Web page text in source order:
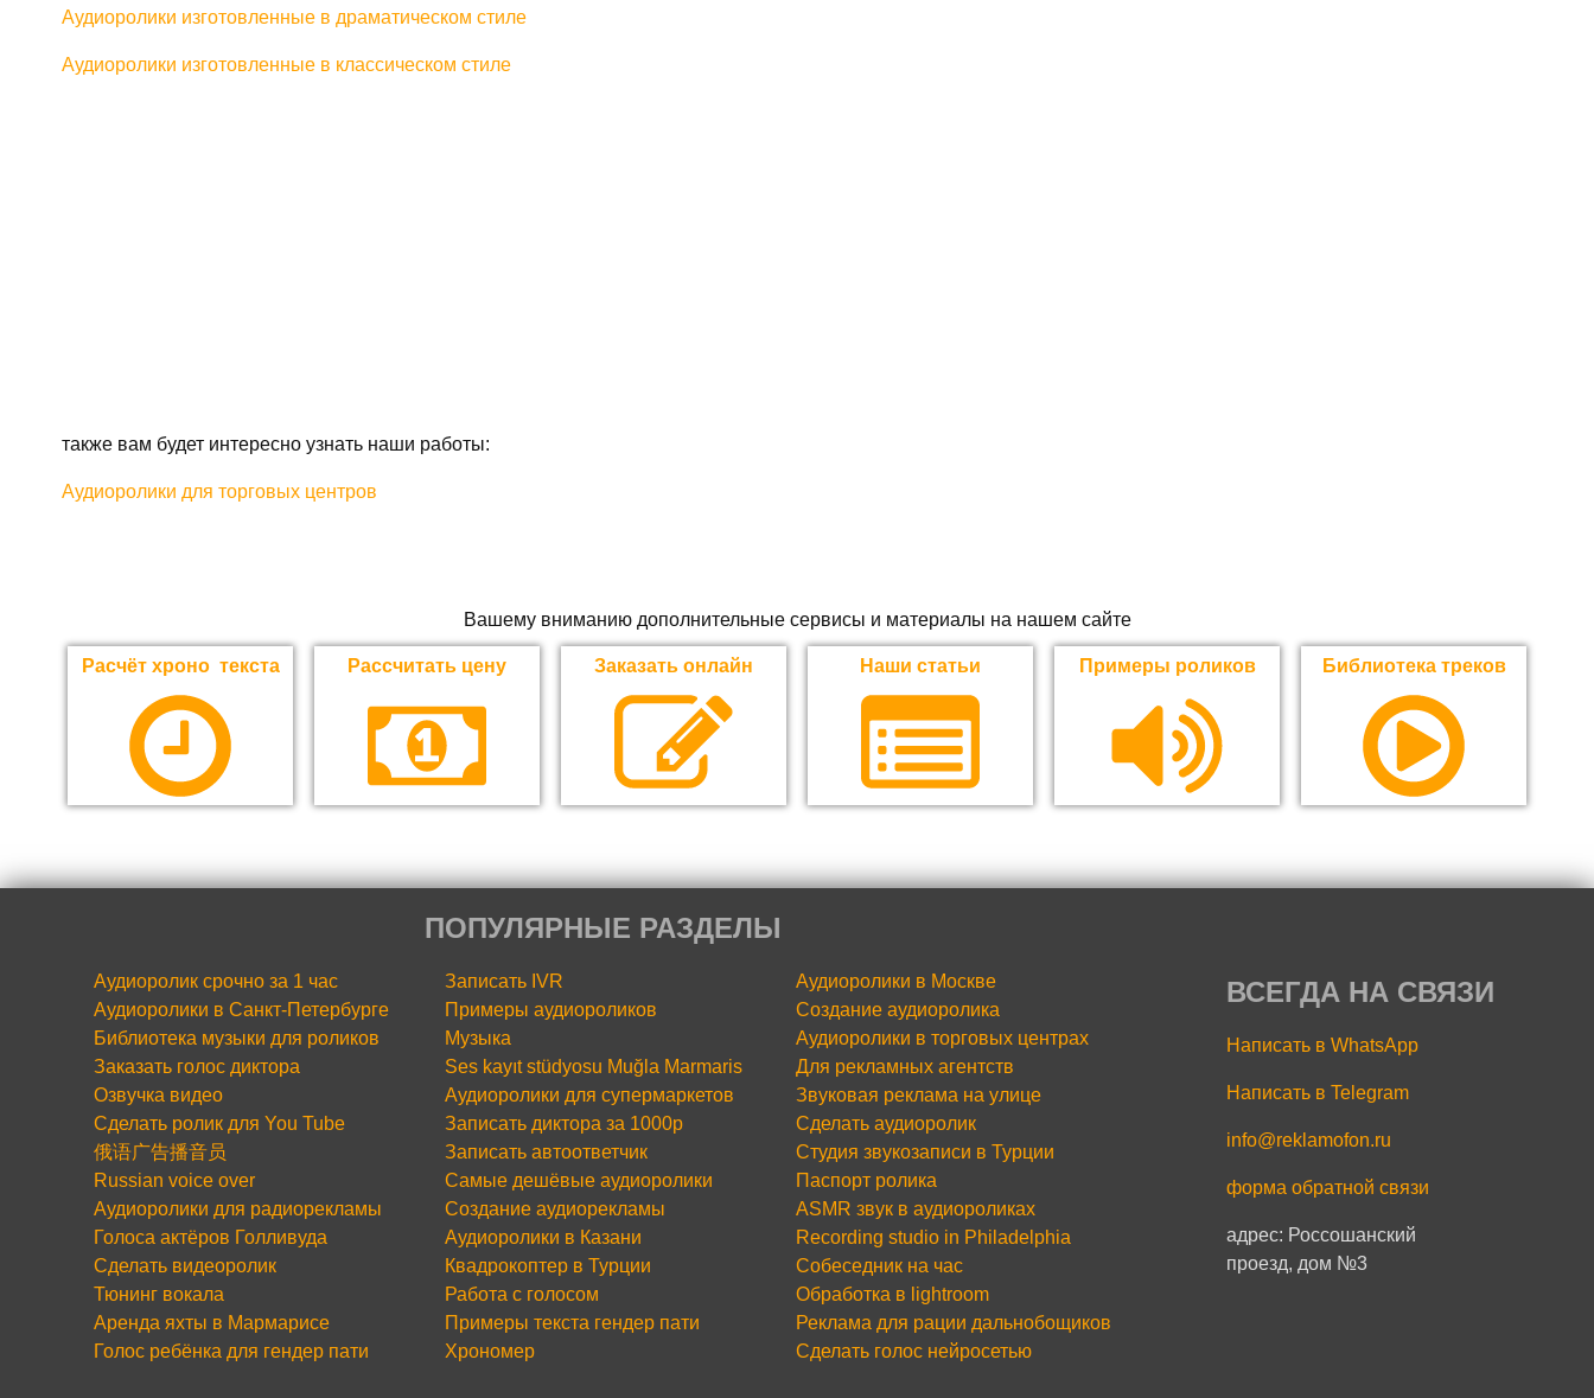
Аудиоролики изготовленные в драматическом стиле
Аудиоролики изготовленные в классическом стиле
также вам будет интересно узнать наши работы:
Аудиоролики для торговых центров
Вашему вниманию дополнительные сервисы и материалы на нашем сайте
Расчёт хроно текста Рассчитать цену Заказать онлайн Наши статьи Примеры роликов Библиотека треков
ПОПУЛЯРНЫЕ РАЗДЕЛЫ
Аудиоролик срочно за 1 час
Аудиоролики в Санкт-Петербурге
Библиотека музыки для роликов
Заказать голос диктора
Озвучка видео
Сделать ролик для You Tube
俄语广告播音员
Russian voice over
Аудиоролики для радиорекламы
Голоса актёров Голливуда
Сделать видеоролик
Тюнинг вокала
Аренда яхты в Мармарисе
Голос ребёнка для гендер пати
Записать IVR
Примеры аудиороликов
Музыка
Ses kayıt stüdyosu Muğla Marmaris
Аудиоролики для супермаркетов
Записать диктора за 1000р
Записать автоответчик
Самые дешёвые аудиоролики
Создание аудиорекламы
Аудиоролики в Казани
Квадрокоптер в Турции
Работа с голосом
Примеры текста гендер пати
Хрономер
Аудиоролики в Москве
Создание аудиоролика
Аудиоролики в торговых центрах
Для рекламных агентств
Звуковая реклама на улице
Сделать аудиоролик
Студия звукозаписи в Турции
Паспорт ролика
ASMR звук в аудиороликах
Recording studio in Philadelphia
Собеседник на час
Обработка в lightroom
Реклама для рации дальнобощиков
Сделать голос нейросетью
ВСЕГДА НА СВЯЗИ
Написать в WhatsApp
Написать в Telegram
info@reklamofon.ru
форма обратной связи
адрес: Россошанский
проезд, дом №3